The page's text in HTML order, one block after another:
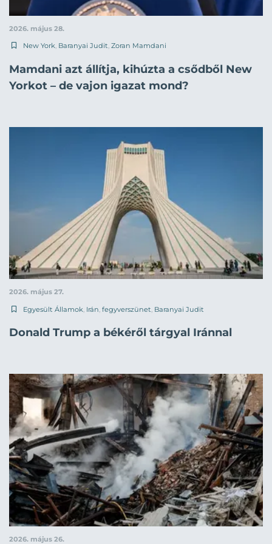
2026. május 28.
New York, Baranyai Judit, Zoran Mamdani
Mamdani azt állítja, kihúzta a csődből New
Yorkot – de vajon igazat mond?
2026. május 27.
Egyesült Államok Irán fegyverszünet Baranyai Judit
Donald Trump a békéről tárgyal Iránnal
2026. május 26.